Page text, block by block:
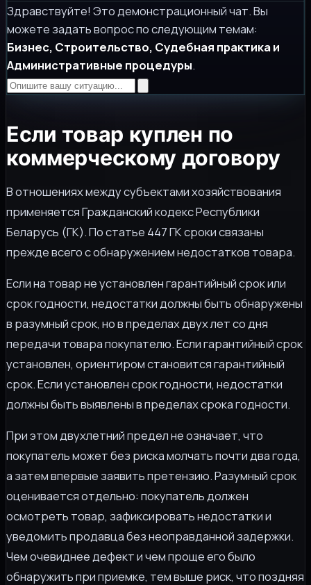
Здравствуйте! Это демонстрационный чат. Вы
можете задать вопрос по следующим темам:
Бизнес, Строительство, Судебная практика и
Административные процедуры.
Если товар куплен по
коммерческому договору
В отношениях между субъектами хозяйствования
применяется Гражданский кодекс Республики
Беларусь (ГК). По статье 447 ГК сроки связаны
прежде всего с обнаружением недостатков товара.
Если на товар не установлен гарантийный срок или
срок годности, недостатки должны быть обнаружены
в разумный срок, но в пределах двух лет со дня
передачи товара покупателю. Если гарантийный срок
установлен, ориентиром становится гарантийный
срок. Если установлен срок годности, недостатки
должны быть выявлены в пределах срока годности.
При этом двухлетний предел не означает, что
покупатель может без риска молчать почти два года,
а затем впервые заявить претензию. Разумный срок
оценивается отдельно: покупатель должен
осмотреть товар, зафиксировать недостатки и
уведомить продавца без неоправданной задержки.
Чем очевиднее дефект и чем проще его было
обнаружить при приемке, тем выше риск, что поздняя